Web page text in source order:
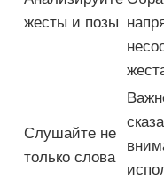
жесты и позы
Слушайте не
только слова